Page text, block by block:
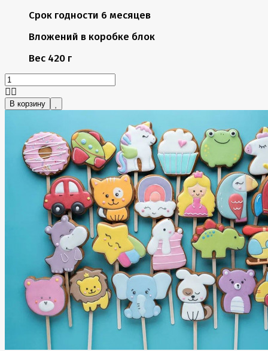
Срок годности 6 месяцев
Вложений в коробке блок
Вес 420 г
В корзину